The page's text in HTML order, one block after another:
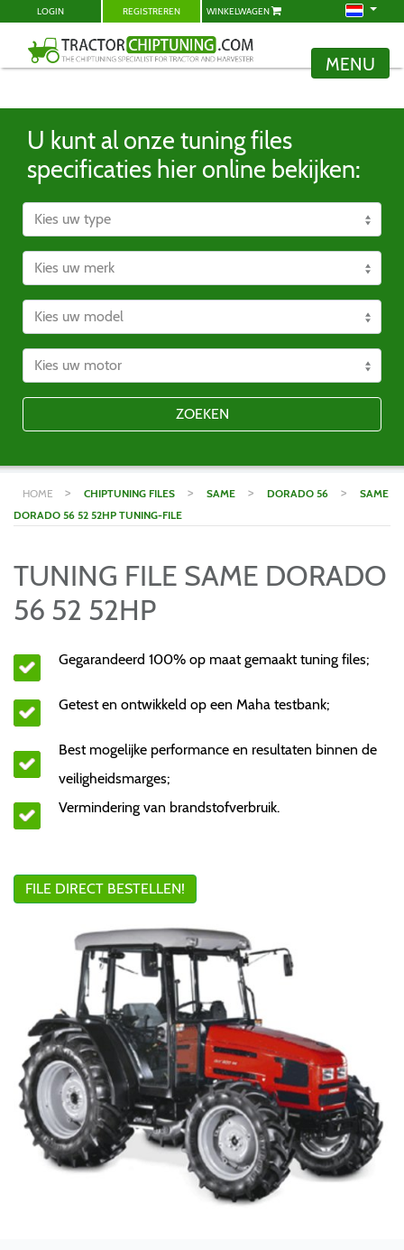
LOGIN REGISTREREN WINKELWAGEN
MENU
U kunt al onze tuning files
specificaties hier online bekijken:
ZOEKEN
HOME > CHIPTUNING FILES > SAME > DORADO 56 >
SAME
DORADO 56 52 52HP TUNING-FILE
TUNING FILE SAME DORADO
56 52 52HP
Gegarandeerd 100% op maat gemaakt tuning files;
Getest en ontwikkeld op een Maha testbank;
Best mogelijke performance en resultaten binnen de
veiligheidsmarges;
Vermindering van brandstofverbruik.
FILE DIRECT BESTELLEN!